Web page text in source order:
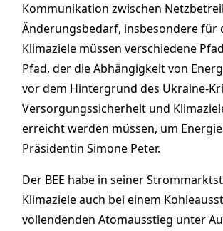
Kommunikation zwischen
Änderungsbedarf, insbesondere für
Klimaziele müssen verschiedene
Pfad, der die Abhängigkeit von
vor dem Hintergrund des Ukraine-
Versorgungssicherheit und
erreicht werden müssen, um
Präsidentin Simone Peter.
Der BEE habe in seiner
Klimaziele auch bei einem
vollendenden Atomausstieg unter